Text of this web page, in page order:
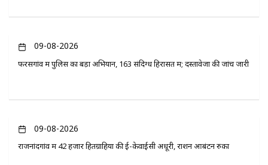
09-08-2026
फरसगांव में पुलिस का बड़ा अभियान, 163 संदिग्ध हिरासत में; दस्तावेजों की जांच जारी
09-08-2026
राजनांदगांव में 42 हजार हितग्राहियों की ई-केवाईसी अधूरी, राशन आबंटन रुका